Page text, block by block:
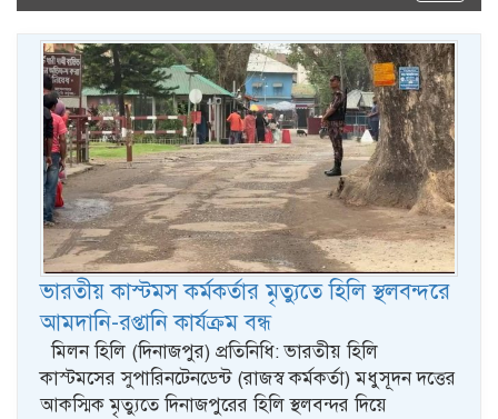
ভারতীয় কাস্টমস কর্মকর্তার মৃত্যুতে হিলি স্থলবন্দরে
আমদানি-রপ্তানি কার্যক্রম বন্ধ
মিলন হিলি (দিনাজপুর) প্রতিনিধি: ভারতীয় হিলি
কাস্টমসের সুপারিনটেনডেন্ট (রাজস্ব কর্মকর্তা) মধুসূদন দত্তের
আকস্মিক মৃত্যুতে দিনাজপুরের হিলি স্থলবন্দর দিয়ে